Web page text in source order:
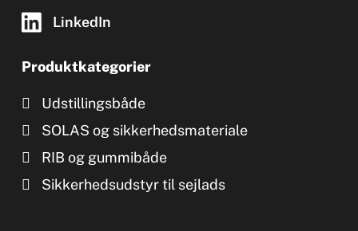
LinkedIn
Produktkategorier
Udstillingsbåde
SOLAS og sikkerhedsmateriale
RIB og gummibåde
Sikkerhedsudstyr til sejlads